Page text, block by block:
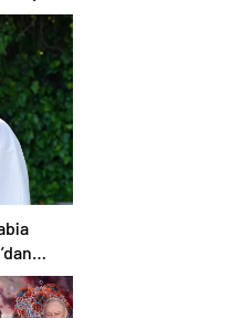
mı?